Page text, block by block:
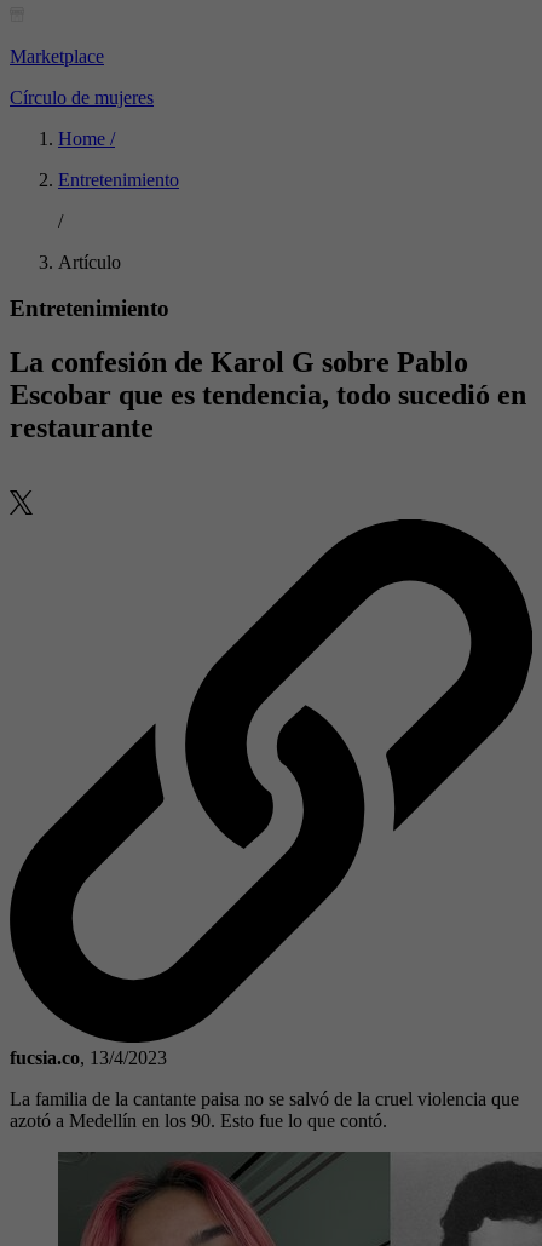
Marketplace
Círculo de mujeres
Home /
Entretenimiento
/
Artículo
Entretenimiento
La confesión de Karol G sobre Pablo
Escobar que es tendencia, todo sucedió en
restaurante
fucsia.co, 13/4/2023
La familia de la cantante paisa no se salvó de la cruel violencia que
azotó a Medellín en los 90. Esto fue lo que contó.